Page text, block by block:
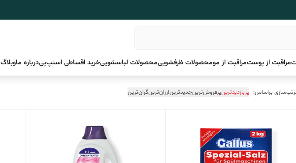
مراقبت از پوستمراقبت از مومحصولات ظرفشوییمحصولات لباسشوییخرید اقساطی اسنپ‌پیدرباره ماوبلاگ
براساس: پربازدیدترینپرفروش‌ترینجدیدترینارزان‌ترینگران‌ترین